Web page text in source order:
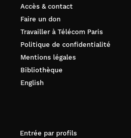
Accès & contact
Faire un don
Travailler à Télécom Paris
Politique de confidentialité
Mentions légales
Bibliothèque
English
Entrée par profils